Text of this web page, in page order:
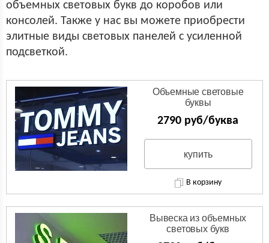
объемных световых букв до коробов или
консолей. Также у нас вы можете приобрести
элитные виды световых панелей с усиленной
подсветкой.
Объемные световые
буквы
2790 руб/буква
купить
В корзину
Вывеска из объемных
световых букв